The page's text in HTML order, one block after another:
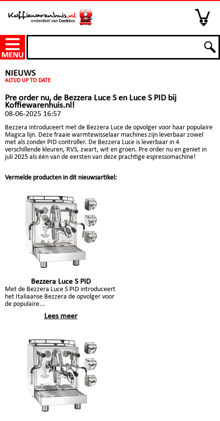
NIEUWS
ALTIJD UP TO DATE
Pre order nu, de Bezzera Luce S en Luce S PID bij
Koffiewarenhuis.nl!
08-06-2025 16:57
Bezzera introduceert met de Bezzera Luce de opvolger voor haar populaire
Magica lijn. Deze fraaie warmtewisselaar machines zijn leverbaar zowel
met als zonder PID controller. De Bezzera Luce is leverbaar in 4
verschillende kleuren, RVS, zwart, wit en groen. Pre order nu en geniet in
juli 2025 als één van de eersten van deze prachtige espressomachine!
Vermelde producten in dit nieuwsartikel:
Bezzera Luce S PID
Met de Bezzera Luce S PID introduceert
het Italiaanse Bezzera de opvolger voor
de populaire...
Lees meer